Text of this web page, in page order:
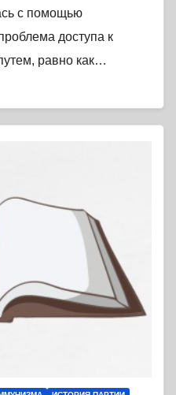
с помощью
доступа к
равно как…